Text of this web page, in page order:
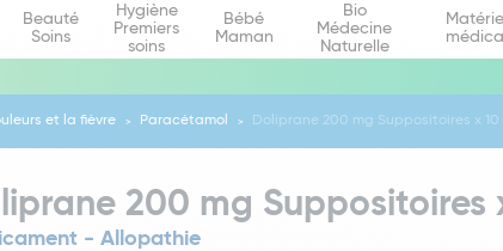
Beauté
Soins
Hygiène
Premiers
soins
Bébé
Maman
Bio
Médecine
Naturelle
Matériel
médical
et la fièvre Paracétamol Doliprane 200 mg Suppositoires x 10
200 mg Suppositoires
- Allopathie